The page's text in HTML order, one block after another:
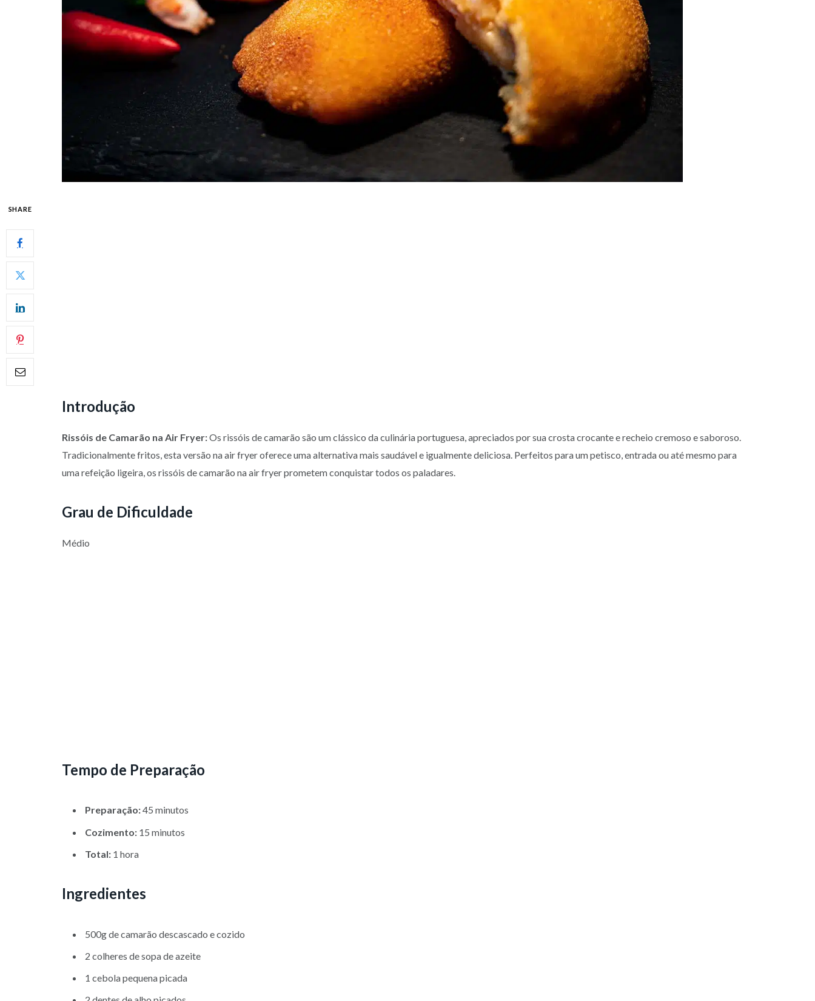
SHARE
Introdução
Rissóis de Camarão na Air Fryer:Os rissóis de camarão são um clássico da culinária portuguesa, apreciados por sua crosta crocante e recheio cremoso e saboroso.
Tradicionalmente fritos, esta versão na air fryer oferece uma alternativa mais saudável e igualmente deliciosa. Perfeitos para um petisco, entrada ou até mesmo para
uma refeição ligeira, os rissóis de camarão na air fryer prometem conquistar todos os paladares.
Grau de Dificuldade
Médio
Tempo de Preparação
Preparação:45 minutos
Cozimento: 15 minutos
Total: 1 hora
Ingredientes
500g de camarão descascado e cozido
2 colheres de sopa de azeite
1 cebola pequena picada